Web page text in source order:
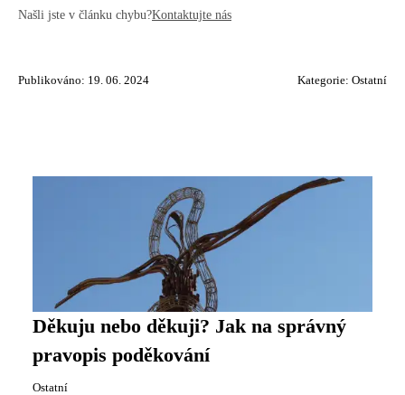
Našli jste v článku chybu?Kontaktujte nás
Publikováno: 19. 06. 2024 Kategorie: Ostatní
Děkuju nebo děkuji? Jak na správný
pravopis poděkování
Ostatní